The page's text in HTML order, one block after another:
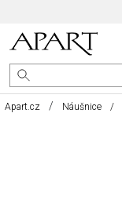
Apart.cz Náušnice